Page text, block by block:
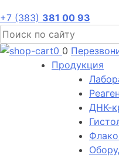
+7 (383) 381 00 93
0 0
Продукция
ДНК-